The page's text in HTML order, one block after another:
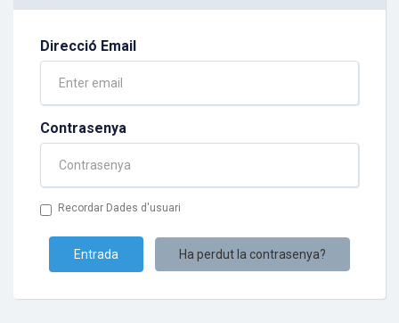
Store
Promocions
Preguntes Freqüents - FAQ
Direcció Email
Contrasenya
Recordar Dades d'usuari
Ha perdut la contrasenya?